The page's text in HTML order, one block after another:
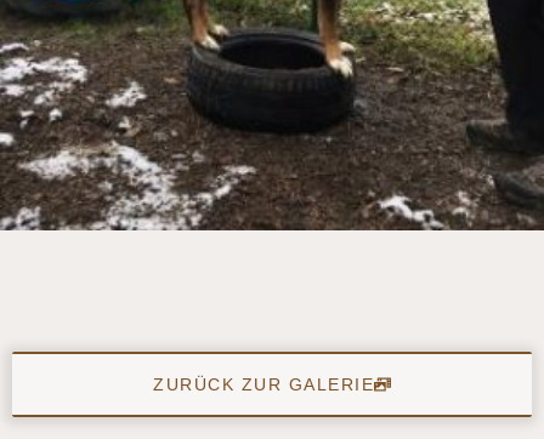
ZURÜCK ZUR GALERIE